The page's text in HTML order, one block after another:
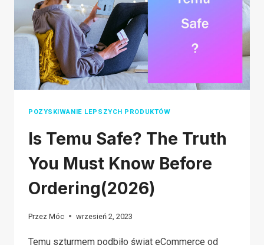
NIEGO,
DOPÓKI
TEGO
NIE
PRZECZYTASZ
POZYSKIWANIE LEPSZYCH PRODUKTÓW
Is Temu Safe? The Truth
You Must Know Before
Ordering(2026)
Przez Móc wrzesień 2, 2023
Temu szturmem podbiło świat eCommerce od